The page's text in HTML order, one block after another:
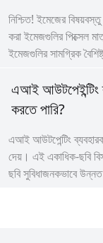
নিশ্চিত! ইমেজের
করা ইমেজগুলির পিক্সেল
ইমেজগুলির সামগ্রিক
এআই আউটপেইন্টিং
করতে পারি?
এআই আউটপেন্টিং
দেয়। এই একাধিক-ছবি
ছবি সুবিধাজনকভাবে